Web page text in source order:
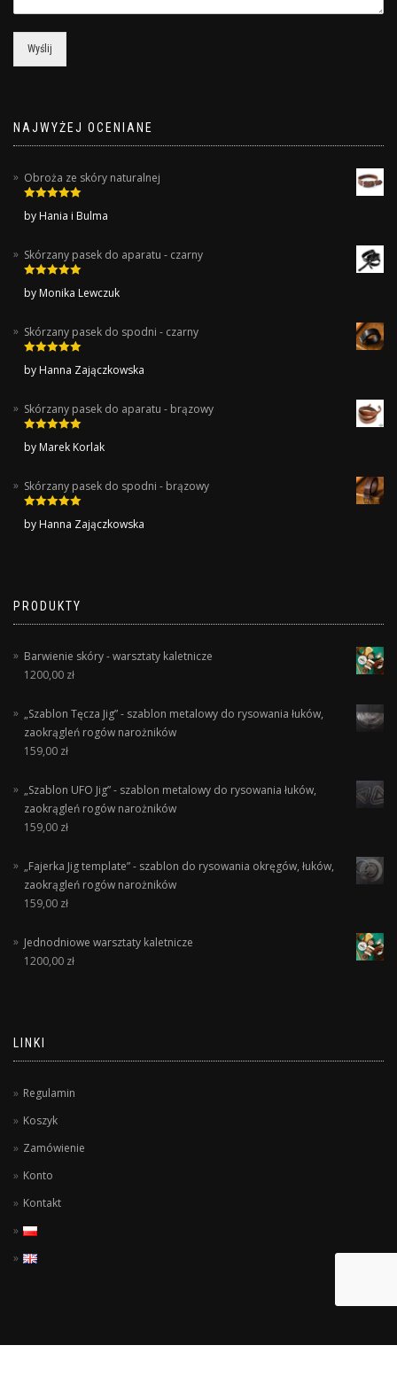
Wyślij
NAJWYŻEJ OCENIANE
Obroża ze skóry naturalnej
of 5
by Hania i Bulma
Skórzany pasek do aparatu - czarny
of 5
by Monika Lewczuk
Skórzany pasek do spodni - czarny
of 5
by Hanna Zajączkowska
Skórzany pasek do aparatu - brązowy
of 5
by Marek Korlak
Skórzany pasek do spodni - brązowy
of 5
by Hanna Zajączkowska
PRODUKTY
Barwienie skóry - warsztaty kaletnicze
1200,00 zł
„Szablon Tęcza Jig” - szablon metalowy do rysowania łuków,
zaokrągleń rogów narożników
159,00 zł
„Szablon UFO Jig” - szablon metalowy do rysowania łuków,
zaokrągleń rogów narożników
159,00 zł
„Fajerka Jig template” - szablon do rysowania okręgów, łuków,
zaokrągleń rogów narożników
159,00 zł
Jednodniowe warsztaty kaletnicze
1200,00 zł
LINKI
Regulamin
Koszyk
Zamówienie
Konto
Kontakt